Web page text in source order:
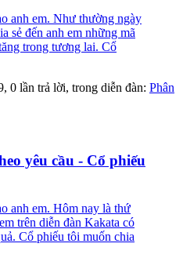
anh em. Như thường ngày
sẻ đến anh em những mã
trong tương lai. Cổ
, 0 lần trả lời, trong diễn đàn: Phân
yêu cầu - Cổ phiếu
anh em. Hôm nay là thứ
trên diễn đàn Kakata có
Cổ phiếu tôi muốn chia